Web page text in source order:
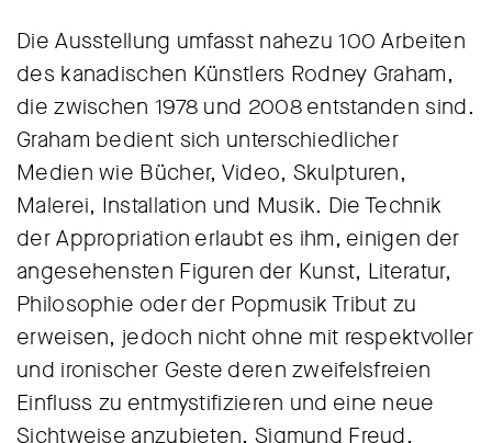
Die Ausstellung umfasst nahezu 100 Arbeiten
des kanadischen Künstlers Rodney Graham,
die zwischen 1978 und 2008 entstanden sind.
Graham bedient sich unterschiedlicher
Medien wie Bücher, Video, Skulpturen,
Malerei, Installation und Musik. Die Technik
der Appropriation erlaubt es ihm, einigen der
angesehensten Figuren der Kunst, Literatur,
Philosophie oder der Popmusik Tribut zu
erweisen, jedoch nicht ohne mit respektvoller
und ironischer Geste deren zweifelsfreien
Einfluss zu entmystifizieren und eine neue
Sichtweise anzubieten. Sigmund Freud,